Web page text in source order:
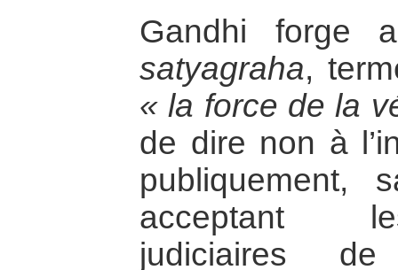
Gandhi forge
satyagraha,
« la force de la
de dire non à
publiquement,
acceptant
judiciaires